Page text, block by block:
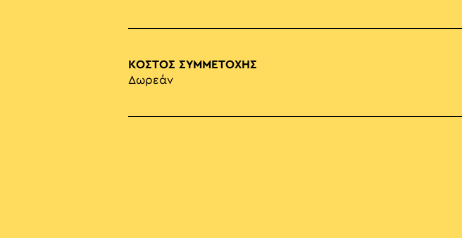
ΚΟΣΤΟΣ ΣΥΜΜΕΤΟΧΗΣ
Δωρεάν